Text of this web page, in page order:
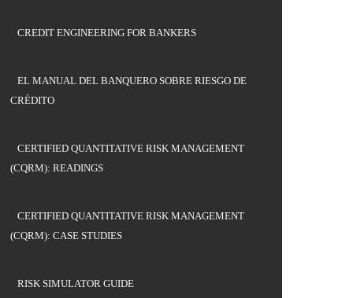
CREDIT ENGINEERING FOR BANKERS
EL MANUAL DEL BANQUERO SOBRE RIESGO DE
CRÉDITO
CERTIFIED QUANTITATIVE RISK MANAGEMENT
(CQRM): READINGS
CERTIFIED QUANTITATIVE RISK MANAGEMENT
(CQRM): CASE STUDIES
RISK SIMULATOR GUIDE